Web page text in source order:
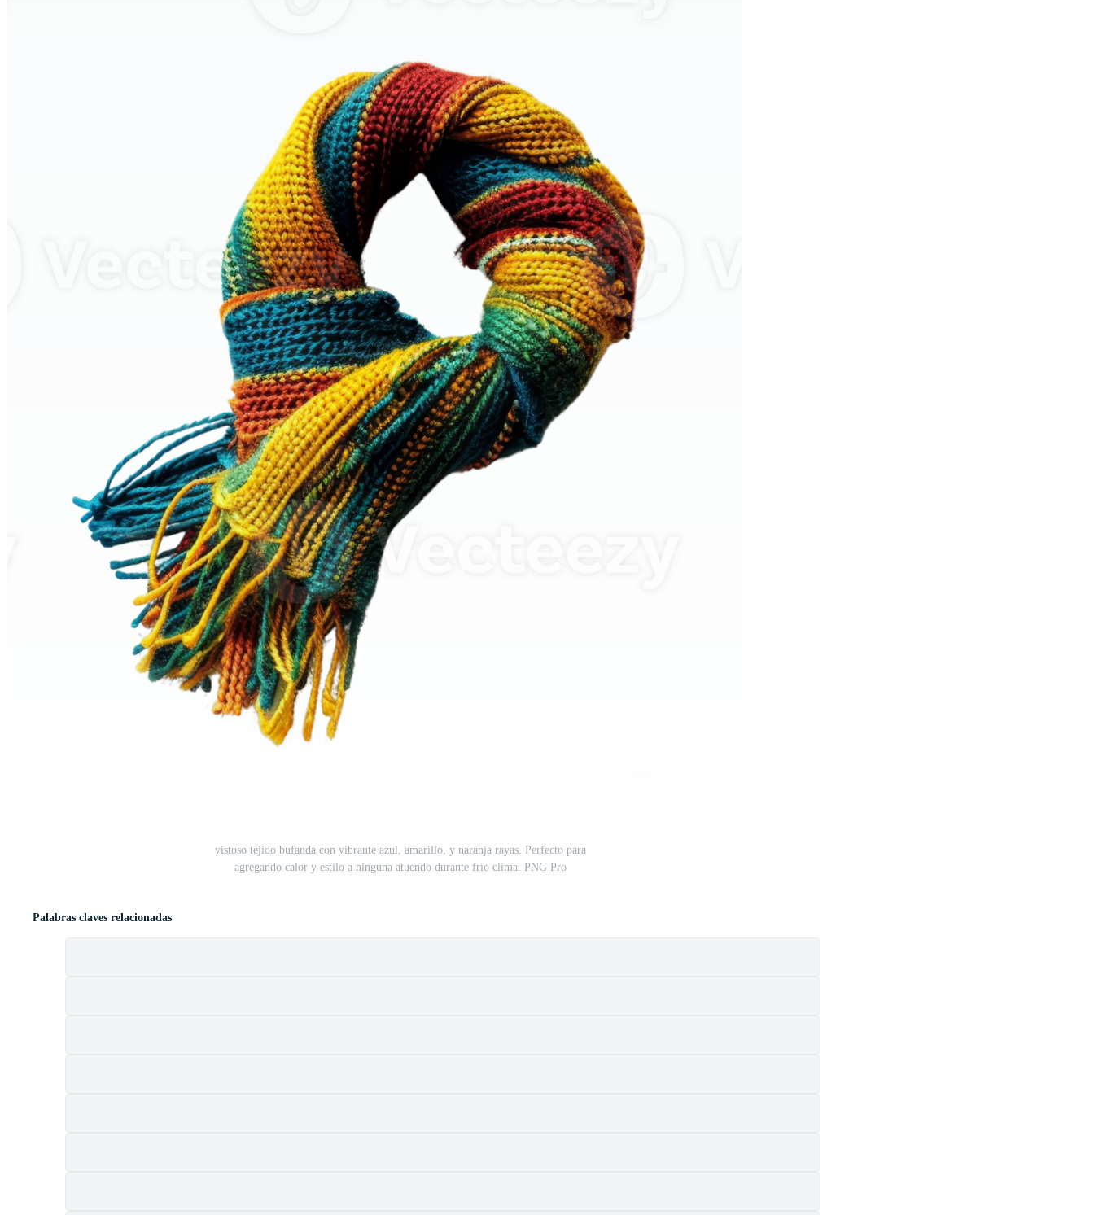
vistoso tejido bufanda con vibrante azul, amarillo, y naranja rayas. Perfecto para
agregando calor y estilo a ninguna atuendo durante frío clima. PNG Pro
Palabras claves relacionadas